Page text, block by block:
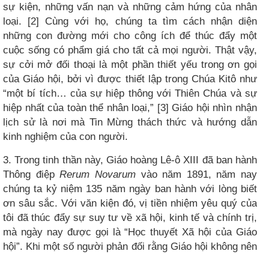
sự kiện, những vấn nạn và những cảm hứng của nhân
loại. [2] Cùng với họ, chúng ta tìm cách nhận diện
những con đường mới cho công ích để thúc đẩy một
cuộc sống có phẩm giá cho tất cả mọi người. Thật vậy,
sự cởi mở đối thoại là một phần thiết yếu trong ơn gọi
của Giáo hội, bởi vì được thiết lập trong Chúa Kitô như
“một bí tích… của sự hiệp thông với Thiên Chúa và sự
hiệp nhất của toàn thể nhân loại,” [3] Giáo hội nhìn nhận
lịch sử là nơi mà Tin Mừng thách thức và hướng dẫn
kinh nghiệm của con người.
3. Trong tinh thần này, Giáo hoàng Lê-ô XIII đã ban hành
Thông điệpRerum Novarumvào năm 1891, năm nay
chúng ta kỷ niệm 135 năm ngày ban hành với lòng biết
ơn sâu sắc. Với văn kiện đó, vị tiền nhiệm yêu quý của
tôi đã thúc đẩy sự suy tư về xã hội, kinh tế và chính trị,
mà ngày nay được gọi là “Học thuyết Xã hội của Giáo
hội”. Khi một số người phản đối rằng Giáo hội không nên